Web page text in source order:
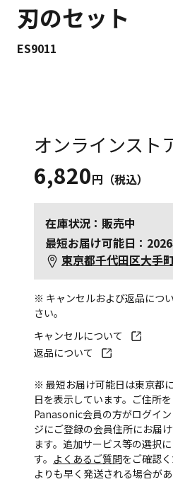
刃のセット
ES9011
オンラインスト
6,820円（税込）
在庫状況：販売中
最短お届け可能日：
東京都千代田区大手
※ キャンセルおよび返品につ
さい。
キャンセルについて
返品について
※ 最短お届け可能日は東京都
日を表示しています。ご住所
Panasonic会員の方がログイ
ジにご登録の会員住所にお届
ます。追加サービス等の選択
す。 よくあるご質問をご確認
よりも早く発送される場合があ